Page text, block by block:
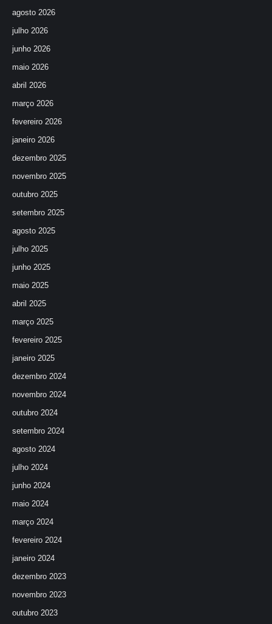
agosto 2026
julho 2026
junho 2026
maio 2026
abril 2026
março 2026
fevereiro 2026
janeiro 2026
dezembro 2025
novembro 2025
outubro 2025
setembro 2025
agosto 2025
julho 2025
junho 2025
maio 2025
abril 2025
março 2025
fevereiro 2025
janeiro 2025
dezembro 2024
novembro 2024
outubro 2024
setembro 2024
agosto 2024
julho 2024
junho 2024
maio 2024
março 2024
fevereiro 2024
janeiro 2024
dezembro 2023
novembro 2023
outubro 2023